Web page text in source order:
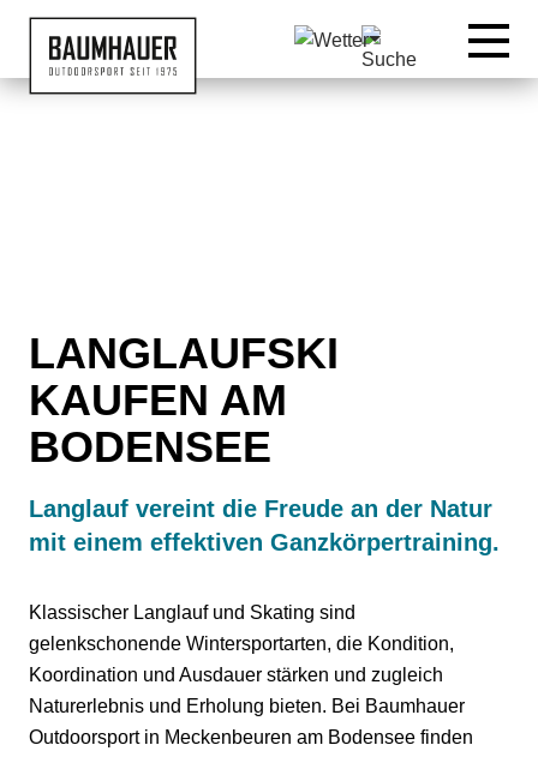
07542 9515519
LANGLAUFSKI
KAUFEN AM
BODENSEE
Langlauf vereint die Freude an der Natur
mit einem effektiven Ganzkörpertraining.
Klassischer Langlauf und Skating sind
gelenkschonende Wintersportarten, die Kondition,
Koordination und Ausdauer stärken und zugleich
Naturerlebnis und Erholung bieten. Bei Baumhauer
Outdoorsport in Meckenbeuren am Bodensee finden